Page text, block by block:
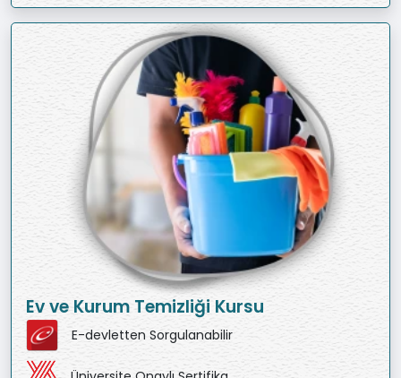
Ev ve Kurum Temizliği Kursu
E-devletten Sorgulanabilir